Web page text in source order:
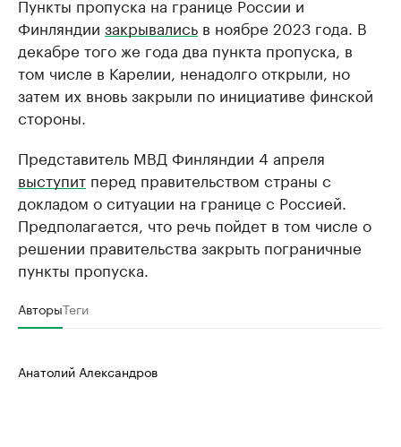
Пункты пропуска на границе России и
Финляндии закрывались в ноябре 2023 года. В
декабре того же года два пункта пропуска, в
том числе в Карелии, ненадолго открыли, но
затем их вновь закрыли по инициативе финской
стороны.
Представитель МВД Финляндии 4 апреля
выступит перед правительством страны с
докладом о ситуации на границе с Россией.
Предполагается, что речь пойдет в том числе о
решении правительства закрыть пограничные
пункты пропуска.
АвторыТеги
Анатолий Александров